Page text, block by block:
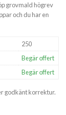
grovmald högrev
och du har en
250
Begär offert
Begär offert
godkänt korrektur.